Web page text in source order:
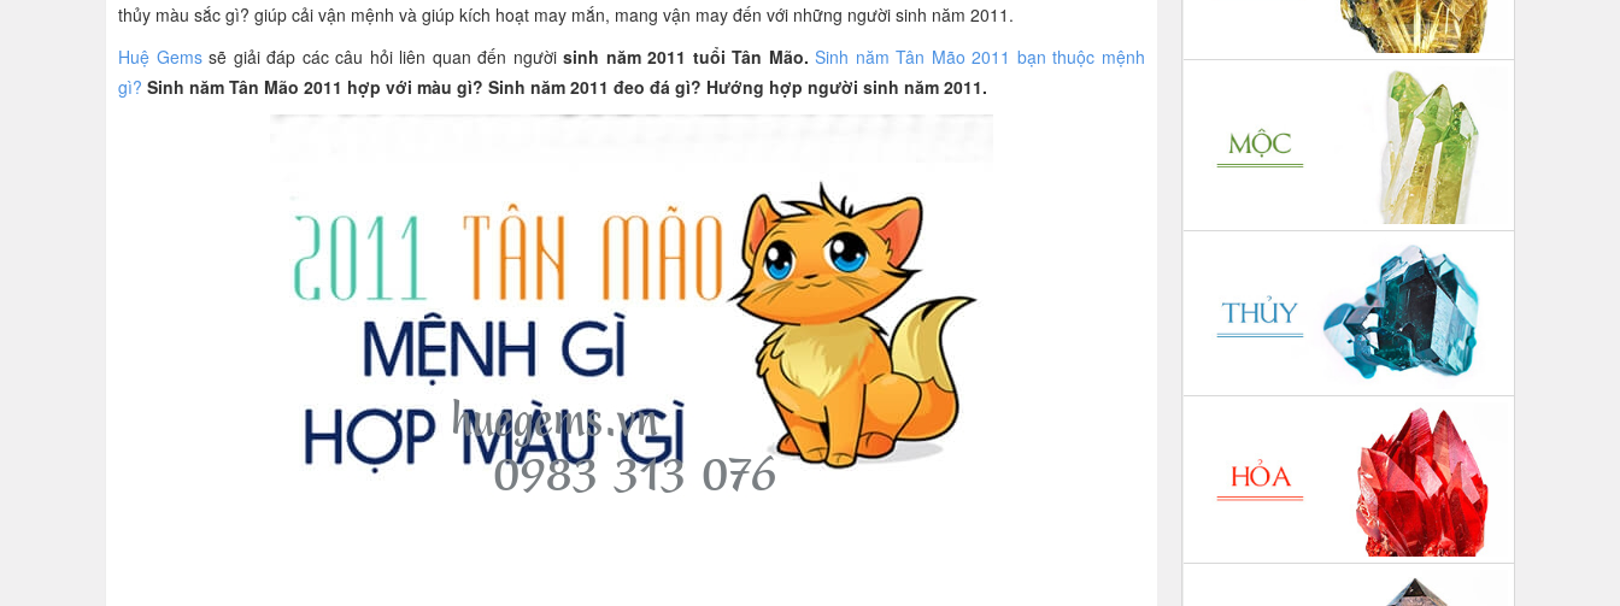
thủy màu sắc gì? giúp cải vận mệnh và giúp kích hoạt may mắn, mang vận may đến với những người sinh năm 2011.
Huệ Gemssẽ giải đáp các câu hỏi liên quan đến người sinh năm 2011 tuổi Tân Mão. Sinh năm Tân Mão 2011 bạn thuộc mệnh
gì? Sinh năm Tân Mão 2011 hợp với màu gì? Sinh năm 2011 đeo đá gì? Hướng hợp người sinh năm 2011.